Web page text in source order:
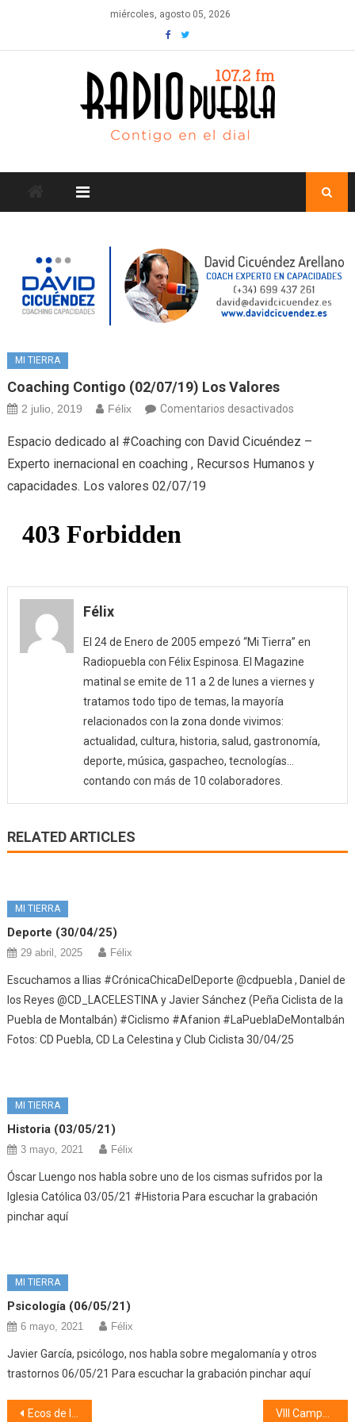
content
miércoles, agosto 05, 2026
MI TIERRA
Coaching Contigo (02/07/19) Los Valores
2 julio, 2019 Félix Comentarios desactivadosen
Contigo
(02/07/19)
Espacio dedicado al #Coaching con David Cicuéndez –
Experto inernacional en coaching , Recursos Humanos y
capacidades. Los valores 02/07/19
Félix
El 24 de Enero de 2005 empezó “Mi Tierra” en
Radiopuebla con Félix Espinosa. El Magazine
matinal se emite de 11 a 2 de lunes a viernes y
tratamos todo tipo de temas, la mayoría
relacionados con la zona donde vivimos:
actualidad, cultura, historia, salud, gastronomía,
deporte, música, gaspacheo, tecnologías…
contando con más de 10 colaboradores.
RELATED ARTICLES
MI TIERRA
Deporte (30/04/25)
29 abril, 2025 Félix
Escuchamos a Ilias #CrónicaChicaDelDeporte @cdpuebla , Daniel de
los Reyes @CD_LACELESTINA y Javier Sánchez (Peña Ciclista de la
Puebla de Montalbán) #Ciclismo #Afanion #LaPueblaDeMontalbán
Fotos: CD Puebla, CD La Celestina y Club Ciclista 30/04/25
MI TIERRA
Historia (03/05/21)
3 mayo, 2021 Félix
Óscar Luengo nos habla sobre uno de los cismas sufridos por la
Iglesia Católica 03/05/21 #Historia Para escuchar la grabación
pinchar aquí
MI TIERRA
Psicología (06/05/21)
6 mayo, 2021 Félix
Javier García, psicólogo, nos habla sobre megalomanía y otros
trastornos 06/05/21 Para escuchar la grabación pinchar aquí
Navegación
Ecos de la Puebla (01/07/19)